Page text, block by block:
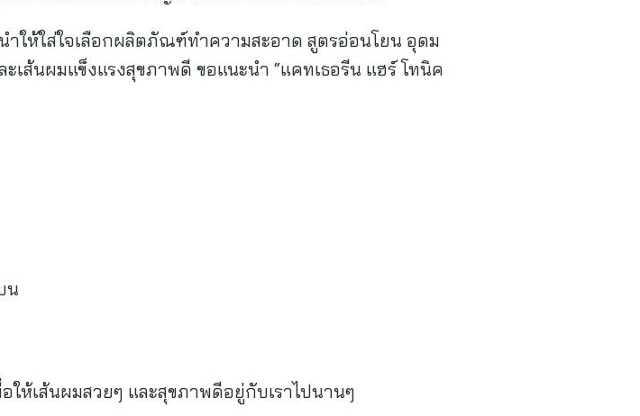
ให้ใส่ใจเลือกผลิตภัณฑ์ทำความสะอาด สูตรอ่อนโยน อุดม
ส้นผมแข็งแรงสุขภาพดี ขอแนะนำ “แคทเธอรีน แฮร์ โทนิค
น
ห้เส้นผมสวยๆ และสุขภาพดีอยู่กับเราไปนานๆ